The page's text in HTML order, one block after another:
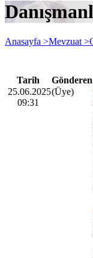
Anasayfa >Mevzuat >
Tarih
Gönderen
25.06.2025
09:31
(Üye)